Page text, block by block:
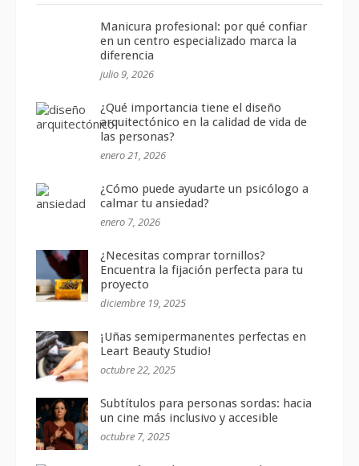
Manicura profesional: por qué confiar
en un centro especializado marca la
diferencia
julio 9, 2026
¿Qué importancia tiene el diseño
arquitectónico en la calidad de vida de
las personas?
enero 21, 2026
¿Cómo puede ayudarte un psicólogo a
calmar tu ansiedad?
enero 7, 2026
¿Necesitas comprar tornillos?
Encuentra la fijación perfecta para tu
proyecto
diciembre 19, 2025
¡Uñas semipermanentes perfectas en
Leart Beauty Studio!
octubre 22, 2025
Subtítulos para personas sordas: hacia
un cine más inclusivo y accesible
octubre 7, 2025